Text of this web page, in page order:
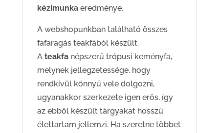
kézimunkaeredménye.
A webshopunkban található összes
fafaragás teakfából készült.
A teakfanépszerű trópusi keményfa,
melynek jellegzetessége, hogy
rendkívül könnyű vele dolgozni,
ugyanakkor szerkezete igen erős, így
az ebből készült tárgyakat hosszú
élettartam jellemzi. Ha szeretne többet